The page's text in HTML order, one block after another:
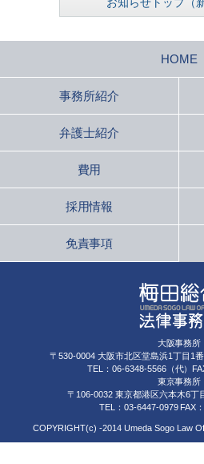
HOME
事務所紹介
弁護士紹介
費用
採用情報
免責事項
大阪事務所
〒530-0004 大阪市北区堂島浜1丁目1
TEL：06-6348-5566（代）
東京事務所
〒106-0032 東京都港区六本木6丁
TEL：03-6447-0979 FAX
COPYRIGHT(c) -2014 Umeda Sogo Law